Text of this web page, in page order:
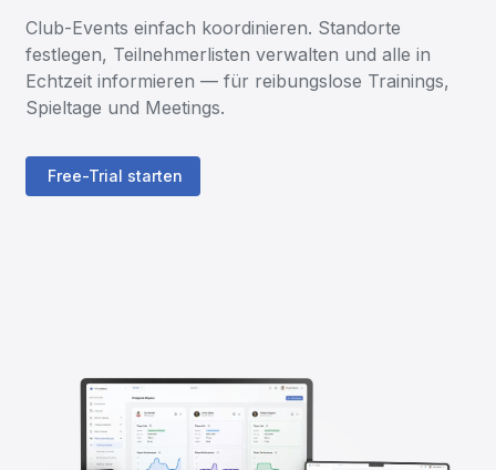
Club-Events einfach koordinieren. Standorte
festlegen, Teilnehmerlisten verwalten und alle in
Echtzeit informieren — für reibungslose Trainings,
Spieltage und Meetings.
Free-Trial starten